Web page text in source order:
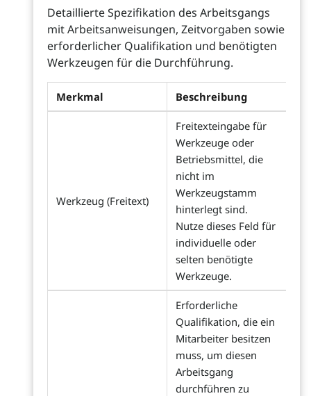
Detaillierte Spezifikation des Arbeitsgangs
mit Arbeitsanweisungen, Zeitvorgaben sowie
erforderlicher Qualifikation und benötigten
Werkzeugen für die Durchführung.
Merkmal Beschreibung
Werkzeug (Freitext)
Freitexteingabe für
Werkzeuge oder
Betriebsmittel, die
nicht im
Werkzeugstamm
hinterlegt sind.
Nutze dieses Feld für
individuelle oder
selten benötigte
Werkzeuge.
Erforderliche
Qualifikation, die ein
Mitarbeiter besitzen
muss, um diesen
Arbeitsgang
durchführen zu